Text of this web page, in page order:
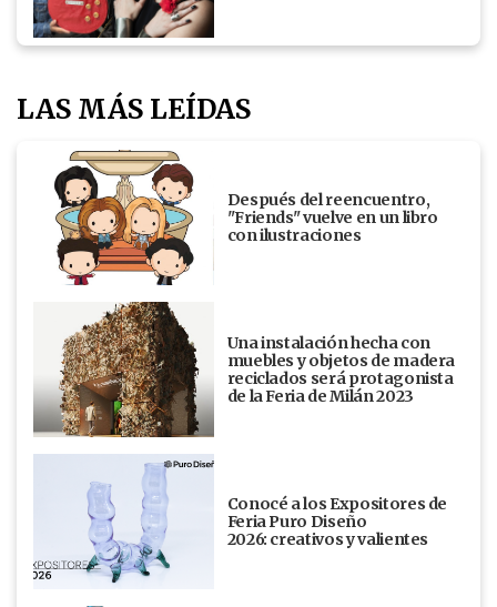
LAS MÁS LEÍDAS
Después del reencuentro,
"Friends" vuelve en un libro
con ilustraciones
Una instalación hecha con
muebles y objetos de madera
reciclados será protagonista
de la Feria de Milán 2023
Conocé a los Expositores de
Feria Puro Diseño
2026: creativos y valientes